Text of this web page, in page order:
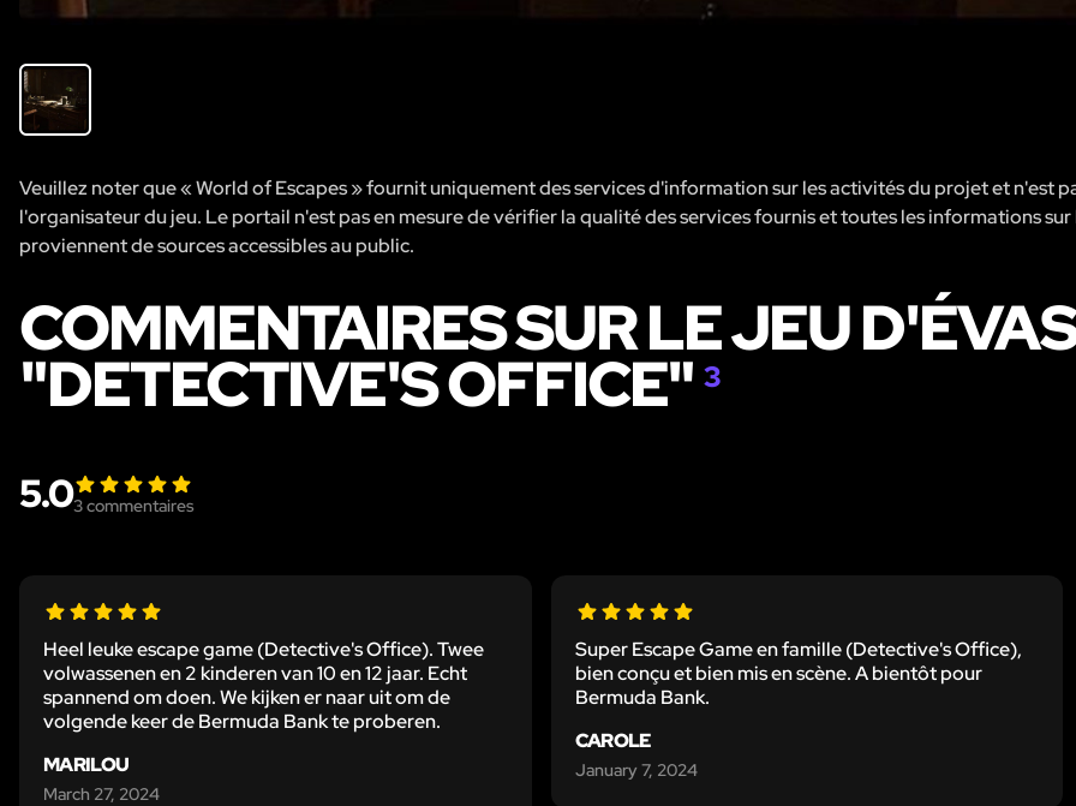
Veuillez noter que « World of Escapes » fournit uniquement des services d'information sur les activités du projet et n'est
l'organisateur du jeu. Le portail n'est pas en mesure de vérifier la qualité des services fournis et toutes les informations
proviennent de sources accessibles au public.
COMMENTAIRES SUR LE JEU
"DETECTIVE'S OFFICE"3
5.03commentaires
Heel leuke escape game (Detective's Office). Twee
volwassenen en 2 kinderen van 10 en 12 jaar. Echt
spannend om doen. We kijken er naar uit om de
volgende keer de Bermuda Bank te proberen.
MARILOU
March 27, 2024
Super Escape Game en famille (Detective's Office),
bien conçu et bien mis en scène. A bientôt pour
Bermuda Bank.
CAROLE
January 7, 2024